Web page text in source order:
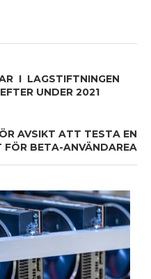
I LAGSTIFTNINGEN
UNDER 2021
AVSIKT ATT TESTA EN
FÖR BETA-ANVÄNDAREA